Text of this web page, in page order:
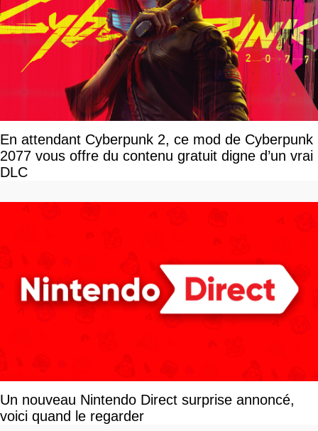
En attendant Cyberpunk 2, ce mod de Cyberpunk
2077 vous offre du contenu gratuit digne d’un vrai
DLC
Un nouveau Nintendo Direct surprise annoncé,
voici quand le regarder